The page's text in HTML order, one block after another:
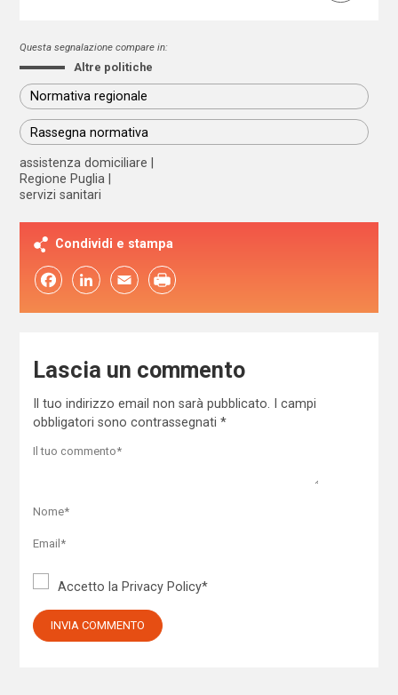
Questa segnalazione compare in:
Altre politiche
Normativa regionale
Rassegna normativa
assistenza domiciliare
Regione Puglia
servizi sanitari
Condividi e stampa
FacebookLinkedIn Email
Lascia un commento
Il tuo indirizzo email non sarà pubblicato.
I campi
obbligatori sono contrassegnati *
Accetto la Privacy Policy*